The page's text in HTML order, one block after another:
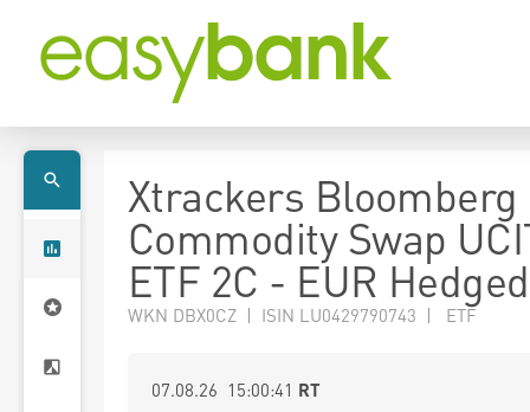
Xtrackers Bloomberg
Commodity Swap
ETF 2C - EUR Hedged
WKN DBX0CZ | ISIN LU0429790743 | ETF
07.08.26 15:00:41 RT